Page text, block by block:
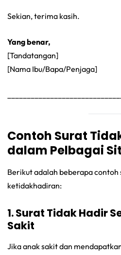
Sekian, terima kasih.
Yang benar,
[Tandatangan]
[Nama Ibu/Bapa/Penjaga]
Contoh Surat
dalam Pelbagai
Berikut adalah beberapa
ketidakhadiran:
1. Surat Tidak Hadir
Sakit
Jika anak sakit dan